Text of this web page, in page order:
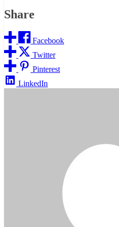
Share
Facebook
Twitter
Pinterest
LinkedIn